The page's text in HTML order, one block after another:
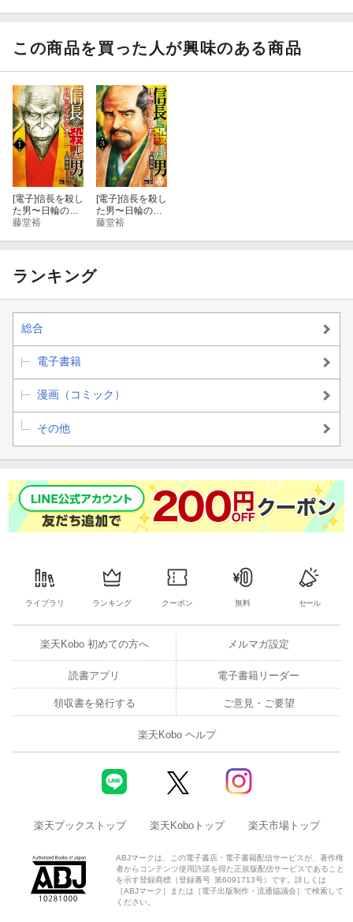
この商品を買った人が興味のある商品
[電子]信長を殺し
た男〜日輪のデ
マルカシオ
藤堂裕
[電子]信長を殺し
た男〜日輪のデ
マルカシオ
藤堂裕
ランキング
総合
電子書籍
漫画（コミック）
その他
ライブラリ ランキング クーポン 無料 セール
楽天Kobo 初めての方へ メルマガ設定
読書アプリ 電子書籍リーダー
領収書を発行する ご意見・ご要望
楽天Kobo ヘルプ
楽天ブックストップ 楽天Koboトップ 楽天市場トップ
ABJマークは、この電子書店・電子書籍配信サービスが、著作権
者からコンテンツ使用許諾を得た正規版配信サービスであること
を示す登録商標（登録番号 第6091713号）です。詳しくは
［ABJマーク］または［電子出版制作・流通協議会］で検索して
ください。